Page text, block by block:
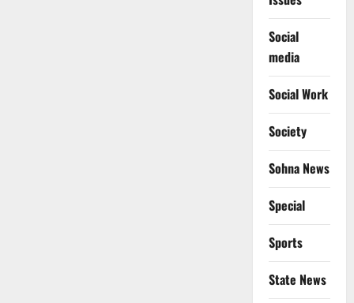
Social
media
Social Work
Society
Sohna News
Special
Sports
State News